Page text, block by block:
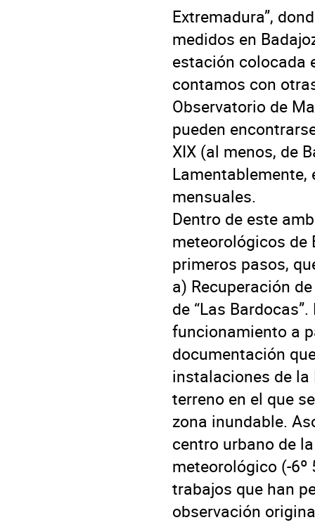
Extremadura”,
medidos en
estación colocada
contamos con
Observatorio de
pueden
XIX (al menos, de
mensuales.
Dentro de este
meteorológicos de
primeros pasos,
a) Recuperación
de “Las
funcionamiento a
documentación
instalaciones de la
terreno en el que
zona inundable.
centro urbano de
meteorológico (-6º
trabajos que han
observación